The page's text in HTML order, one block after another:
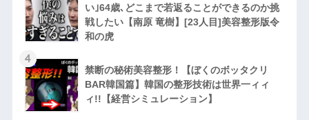
い｣64歳､どこまで若返ることができるのか挑
戦したい【南原 竜樹】[23人目]美容整形版令
和の虎
4
禁断の秘術美容整形！【ぼくのボッタクリ
BAR韓国篇】韓国の整形技術は世界一ィィ
ィ!!【経営シミュレーション】